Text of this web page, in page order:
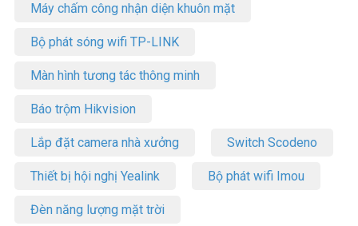
Máy chấm công nhận diện khuôn mặt
Bộ phát sóng wifi TP-LINK
Màn hình tương tác thông minh
Báo trộm Hikvision
Lắp đặt camera nhà xưởng Switch Scodeno
Thiết bị hội nghị Yealink Bộ phát wifi Imou
Đèn năng lượng mặt trời